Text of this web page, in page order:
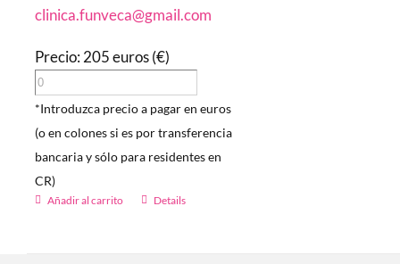
clinica.funveca@gmail.com
Precio: 205 euros (€)
*Introduzca precio a pagar en euros
(o en colones si es por transferencia
bancaria y sólo para residentes en
CR)
Añadir al carrito Details